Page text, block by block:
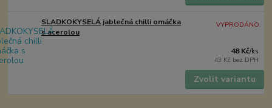
SLADKOKYSELÁ jablečná chilli omáčka
s acerolou
48 Kč/ks
43 Kč bez DPH
VYPRODÁNO.
Zvolit variantu